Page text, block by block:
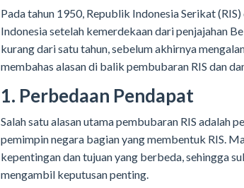
Pada tahun 1950, Republik Indonesia Serikat
Indonesia setelah kemerdekaan dari penjajahan
kurang dari satu tahun, sebelum akhirnya
membahas alasan di balik pembubaran RIS dan
1. Perbedaan Pendapat
Salah satu alasan utama pembubaran RIS adalah
pemimpin negara bagian yang membentuk RIS.
kepentingan dan tujuan yang berbeda, sehingga
mengambil keputusan penting.